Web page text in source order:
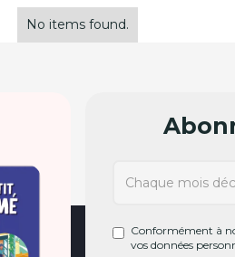
No items found.
Conformément à
vos données